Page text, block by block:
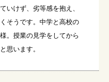
いけず、劣等感を抱え、
そうです。中学と高校の
。授業の見学をしてから
思います。